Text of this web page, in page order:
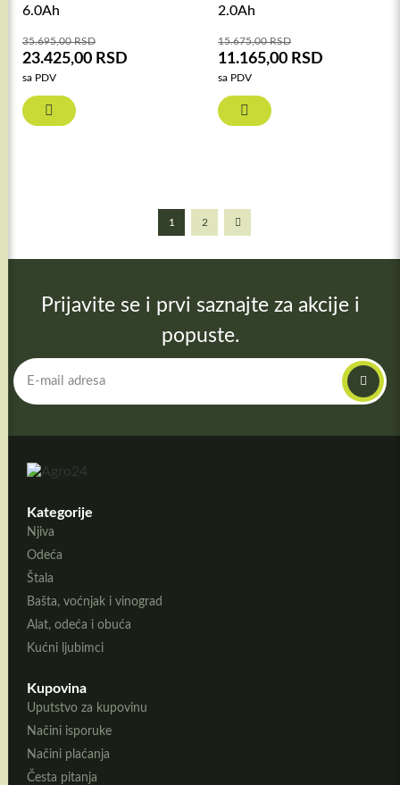
6.0Ah
35.695,00RSD
23.425,00 RSD
sa PDV
2.0Ah
15.675,00RSD
11.165,00 RSD
sa PDV
1 2
Prijavite se i prvi saznajte za akcije i
popuste.
Kategorije
Njiva
Odeća
Štala
Bašta, voćnjak i vinograd
Alat, odeća i obuća
Kućni ljubimci
Kupovina
Uputstvo za kupovinu
Načini isporuke
Načini plaćanja
Česta pitanja